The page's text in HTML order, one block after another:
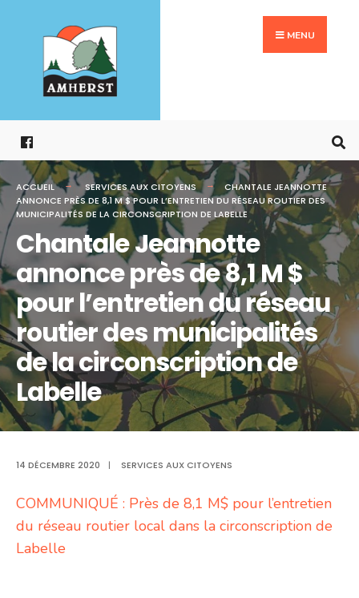
contenu
MENU
ACCUEIL SERVICES AUX CITOYENS
CHANTALE JEANNOTTE
ANNONCE PRÈS DE 8,1 M $ POUR L’ENTRETIEN DU RÉSEAU ROUTIER DES
MUNICIPALITÉS DE LA CIRCONSCRIPTION DE LABELLE
Chantale Jeannotte
annonce près de 8,1 M $
pour l’entretien du réseau
routier des municipalités
de la circonscription de
Labelle
14 DÉCEMBRE 2020 | SERVICES AUX CITOYENS
COMMUNIQUÉ : Près de 8,1 M$ pour l’entretien
du réseau routier local dans la circonscription de
Labelle
for: